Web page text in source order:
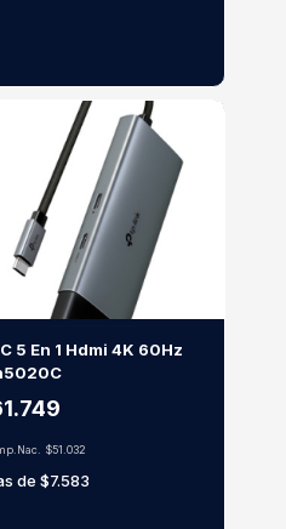
5 En 1 Hdmi 4K 60Hz
$51.032
de $7.583